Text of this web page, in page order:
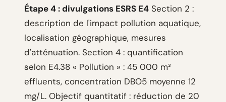
Étape 4 : divulgations ESRS E4 Section 2 :
description de l'impact pollution aquatique,
localisation géographique, mesures
d'atténuation. Section 4 : quantification
selon E4.38 « Pollution » : 45 000 m³
effluents, concentration DBO5 moyenne 12
mg/L. Objectif quantitatif : réduction de 20